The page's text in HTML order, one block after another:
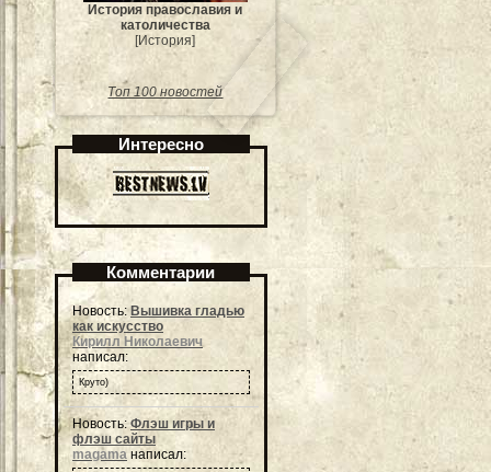
История православия и
католичества
[История]
Топ 100 новостей
Интересно
Комментарии
Новость:Вышивка гладью
как искусство
Кирилл Николаевич
написал:
Круто)
Новость:Флэш игры и
флэш сайты
magama написал: